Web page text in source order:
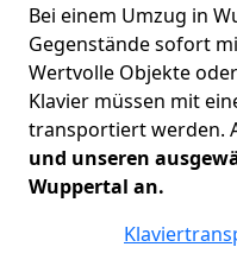
Bei einem Umzug in
Gegenstände sofort
Wertvolle Objekte
Klavier müssen mit
transportiert werden.
und unseren
Wuppertal an.